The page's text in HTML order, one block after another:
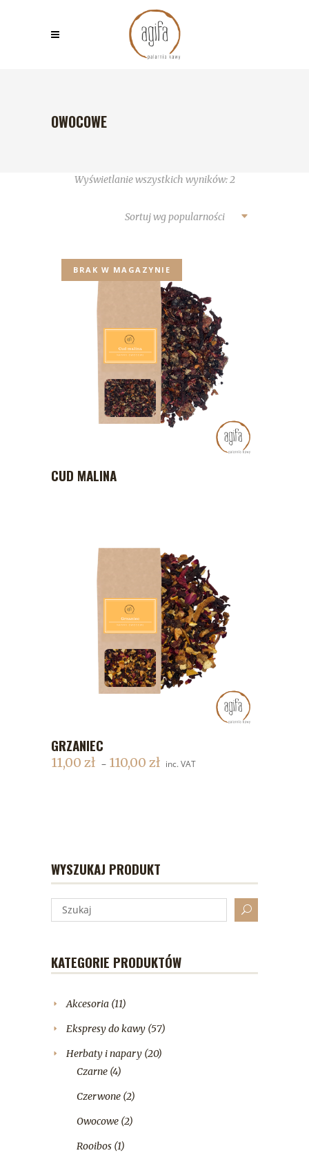
OWOCOWE
Wyświetlanie wszystkich wyników: 2
Sortuj wg popularności
BRAK W MAGAZYNIE
CUD MALINA
GRZANIEC
11,00 zł – 110,00 zł inc. VAT
WYSZUKAJ PRODUKT
KATEGORIE PRODUKTÓW
Akcesoria (11)
Ekspresy do kawy (57)
Herbaty i napary (20)
Czarne (4)
Czerwone (2)
Owocowe (2)
Rooibos (1)